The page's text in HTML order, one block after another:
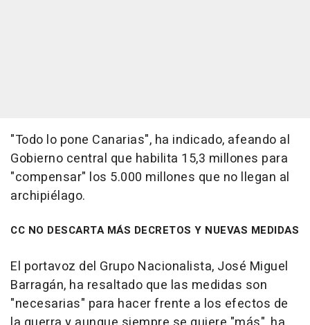
"Todo lo pone Canarias", ha indicado, afeando al
Gobierno central que habilita 15,3 millones para
"compensar" los 5.000 millones que no llegan al
archipiélago.
CC NO DESCARTA MÁS DECRETOS Y NUEVAS MEDIDAS
El portavoz del Grupo Nacionalista, José Miguel
Barragán, ha resaltado que las medidas son
"necesarias" para hacer frente a los efectos de